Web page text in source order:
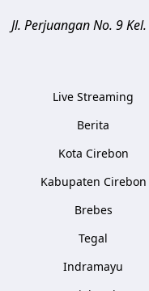
Jl. Perjuangan No. 9
Live Streaming
Berita
Kota Cirebon
Kabupaten Cirebon
Brebes
Tegal
Indramayu